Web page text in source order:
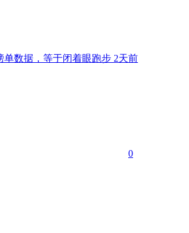
单数据，等于闭着眼跑步 2天前
0